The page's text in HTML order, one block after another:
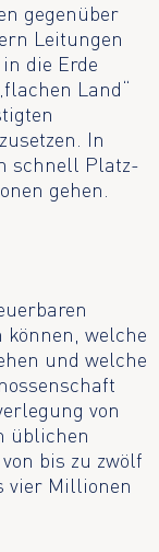
gegenüber
Leitungen
die Erde
Land“
In
schnell Platz-
gehen.
können, welche
und welche
von
üblichen
bis zu zwölf
vier Millionen